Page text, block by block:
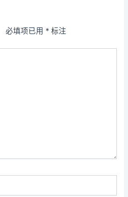
必填项已用 * 标注